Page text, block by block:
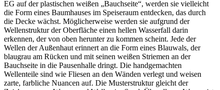
EG auf der plastischen weißen „Bauchseite“, werden sie vielleicht
die Form eines Baumhauses im Speiseraum entdecken, das durch
die Decke wächst. Möglicherweise werden sie aufgrund der
Wellenstruktur der Oberfläche einen hellen Wasserfall darin
erkennen, der von oben herunter zu kommen scheint. Jede der
Wellen der Außenhaut erinnert an die Form eines Blauwals, der
blaugrau am Rücken und mit seinen weißen Striemen an der
Bauchseite in die Pausenhalle dringt. Die handgemachten
Wellenteile sind wie Fliesen an den Wänden verlegt und weisen
zarte, farbliche Nuancen auf. Die Musterstruktur gleicht der